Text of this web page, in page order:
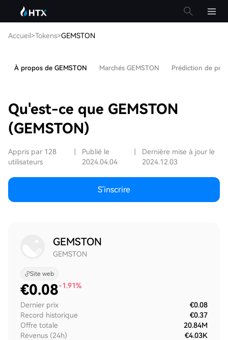
Accueil>Tokens>GEMSTON
À propos de GEMSTON Marchés GEMSTON Prédiction de prix
Qu'est-ce que GEMSTON
(GEMSTON)
Appris par 128
utilisateurs
Publié le
2024.04.04
Dernière mise à jour le
2024.12.03
S'inscrire
GEMSTON
GEMSTON
Site web
€0.08-1.91%
Dernier prix
€0.08
Record historique
€0.37
Offre totale
20.84M
Revenus (24h)
€4.03K